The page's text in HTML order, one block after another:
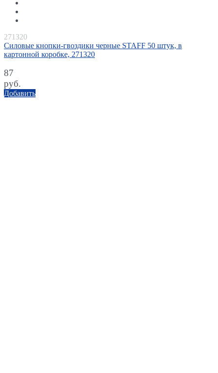
271320
Силовые кнопки-гвоздики черные STAFF 50 штук, в
картонной коробке, 271320
87
руб.
Добавить